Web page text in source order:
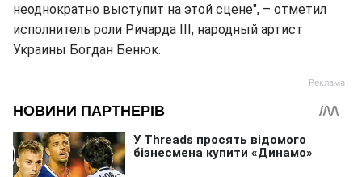
неоднократно выступит на этой сцене", – отметил
исполнитель роли Ричарда III, народный артист
Украины Богдан Бенюк.